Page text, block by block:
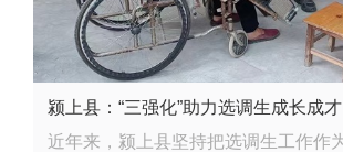
颍上县：“三强化”助力选调生成长成才